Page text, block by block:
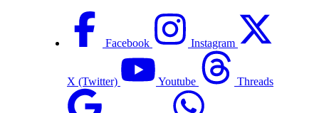
Facebook Instagram
X (Twitter) Youtube Threads